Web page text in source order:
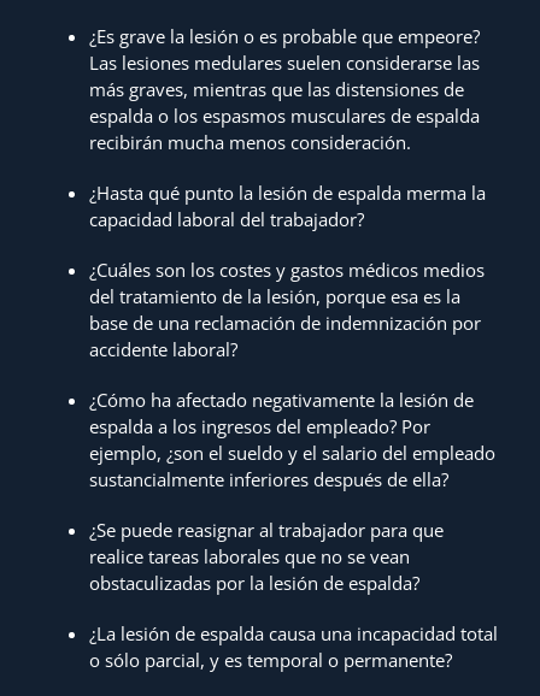
¿Es grave la lesión o es probable que empeore?
Las lesiones medulares suelen considerarse las
más graves, mientras que las distensiones de
espalda o los espasmos musculares de espalda
recibirán mucha menos consideración.
¿Hasta qué punto la lesión de espalda merma la
capacidad laboral del trabajador?
¿Cuáles son los costes y gastos médicos medios
del tratamiento de la lesión, porque esa es la
base de una reclamación de indemnización por
accidente laboral?
¿Cómo ha afectado negativamente la lesión de
espalda a los ingresos del empleado? Por
ejemplo, ¿son el sueldo y el salario del empleado
sustancialmente inferiores después de ella?
¿Se puede reasignar al trabajador para que
realice tareas laborales que no se vean
obstaculizadas por la lesión de espalda?
¿La lesión de espalda causa una incapacidad total
o sólo parcial, y es temporal o permanente?